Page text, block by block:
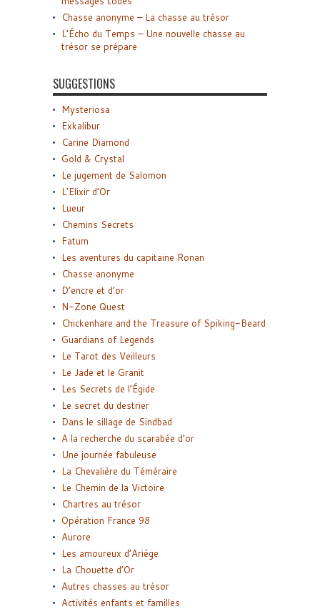
Chasse anonyme – La chasse au trésor
L’Écho du Temps – Une nouvelle chasse au
trésor se prépare
SUGGESTIONS
Mysteriosa
Exkalibur
Carine Diamond
Gold & Crystal
Le jugement de Salomon
L’Elixir d’Or
Lueur
Chemins Secrets
Fatum
Les aventures du capitaine Ronan
Chasse anonyme
D’encre et d’or
N-Zone Quest
Chickenhare and the Treasure of Spiking-Beard
Guardians of Legends
Le Tarot des Veilleurs
Le Jade et le Granit
Les Secrets de l’Égide
Le secret du destrier
Dans le sillage de Sindbad
A la recherche du scarabée d’or
Une journée fabuleuse
La Chevalière du Téméraire
Le Chemin de la Victoire
Chartres au trésor
Opération France 98
Aurore
Les amoureux d’Ariège
La Chouette d’Or
Autres chasses au trésor
Activités enfants et familles